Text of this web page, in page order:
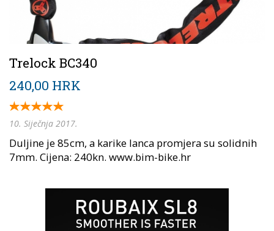
Trelock BC340
240,00 HRK
10. Siječnja 2017.
Duljine je 85cm, a karike lanca promjera su solidnih
7mm. Cijena: 240kn. www.bim-bike.hr